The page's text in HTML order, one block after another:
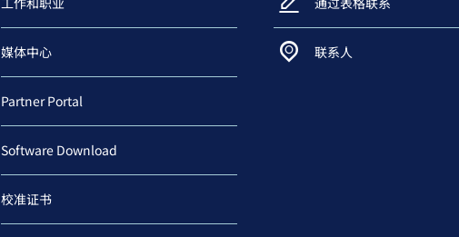
媒体中心
Partner Portal
Software Download
校准证书
联系人